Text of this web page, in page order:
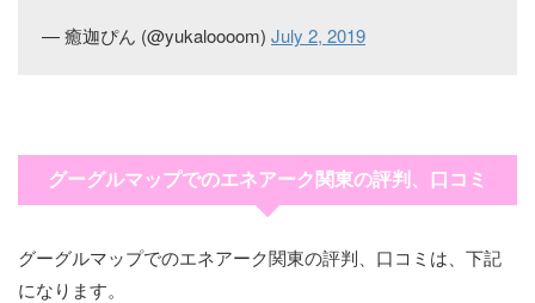
— 癒迦ぴん (@yukaloooom) July 2, 2019
グーグルマップでのエネアーク関東の評判、口コミ
グーグルマップでのエネアーク関東の評判、口コミは、下記
になります。